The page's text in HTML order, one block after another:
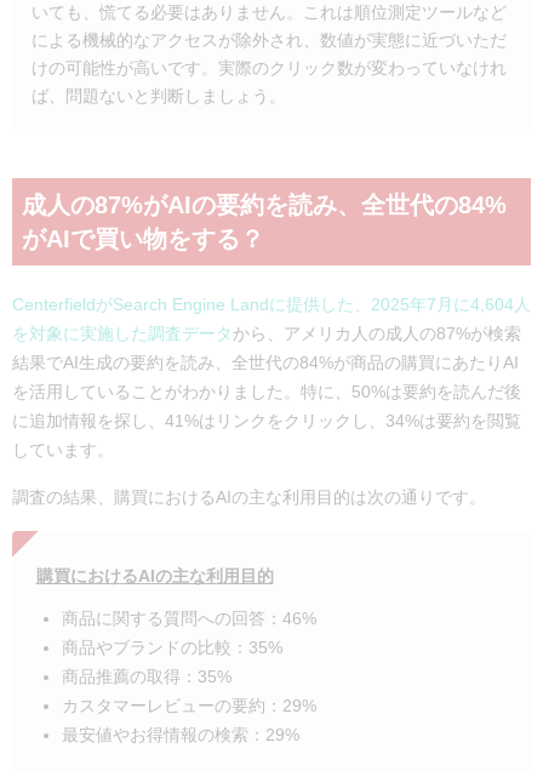
いても、慌てる必要はありません。これは順位測定ツールなど
による機械的なアクセスが除外され、数値が実態に近づいただ
けの可能性が高いです。実際のクリック数が変わっていなけれ
ば、問題ないと判断しましょう。
成人の87%がAIの要約を読み、全世代の84%
がAIで買い物をする？
CenterfieldがSearch Engine Landに提供した、2025年7月に4,604人
を対象に実施した調査データから、アメリカ人の成人の87%が検索
結果でAI生成の要約を読み、全世代の84%が商品の購買にあたりAI
を活用していることがわかりました。特に、50%は要約を読んだ後
に追加情報を探し、41%はリンクをクリックし、34%は要約を閲覧
しています。
調査の結果、購買におけるAIの主な利用目的は次の通りです。
購買におけるAIの主な利用目的
商品に関する質問への回答：46%
商品やブランドの比較：35%
商品推薦の取得：35%
カスタマーレビューの要約：29%
最安値やお得情報の検索：29%